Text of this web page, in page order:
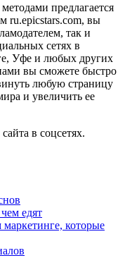
предлагается
ru.epicstars.com, вы
так и
сетях в
Уфе и любых других
вы сможете быстро
любую страницу
и увеличить ее
в соцсетях.
едят
которые